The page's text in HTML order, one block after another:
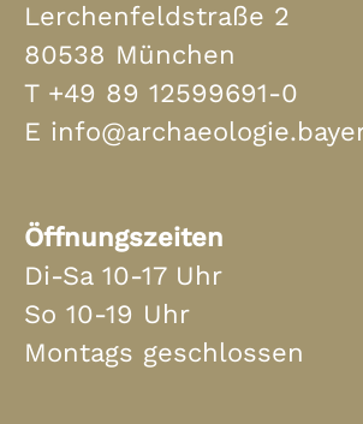
Lerchenfeldstraße 2
80538 München
T +49 89 12599691-0
E
Öffnungszeiten
Di-Sa 10-17 Uhr
So 10-19 Uhr
Montags geschlossen